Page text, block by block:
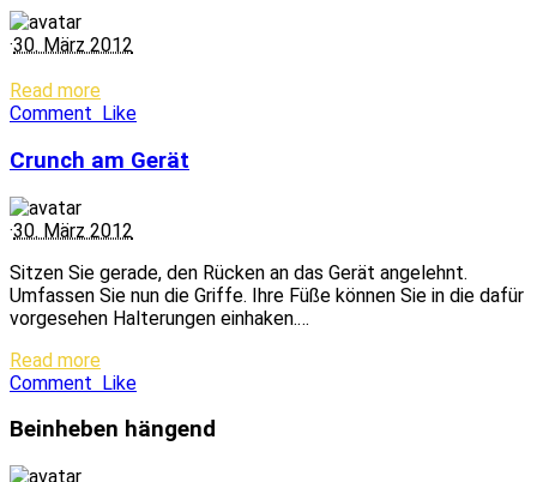
·30. März 2012
Read more
Comment
Like
Crunch am Gerät
·30. März 2012
Sitzen Sie gerade, den Rücken an das Gerät angelehnt.
Umfassen Sie nun die Griffe. Ihre Füße können Sie in die dafür
vorgesehen Halterungen einhaken.…
Read more
Comment Like
Beinheben hängend